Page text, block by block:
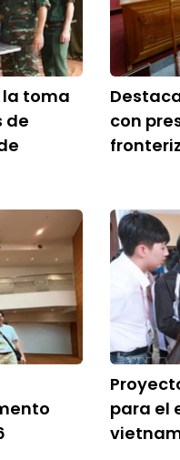
la toma
de
con
para el